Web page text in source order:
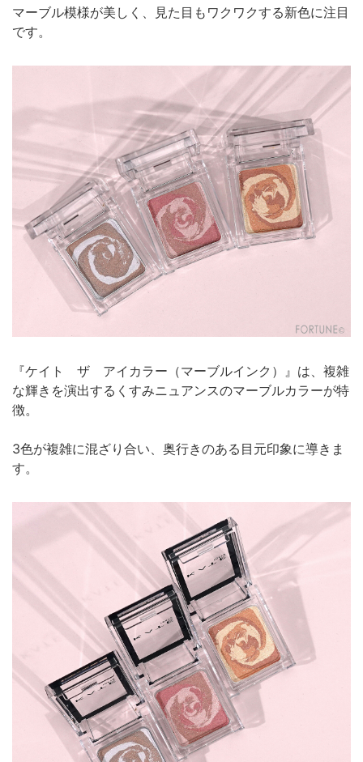
マーブル模様が美しく、見た目もワクワクする新色に注目
です。
『ケイト ザ アイカラー（マーブルインク）』は、複雑
な輝きを演出するくすみニュアンスのマーブルカラーが特
徴。
3色が複雑に混ざり合い、奥行きのある目元印象に導きま
す。